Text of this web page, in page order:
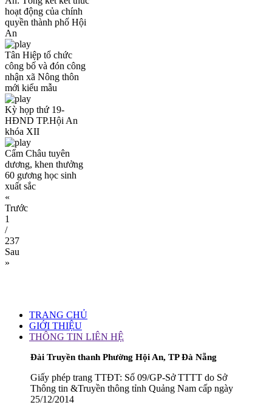
hoạt động của chính
quyền thành phố Hội
An
Tân Hiệp tổ chức
công bố và đón công
nhận xã Nông thôn
mới kiểu mẫu
Kỳ họp thứ 19-
HĐND TP.Hội An
khóa XII
Cẩm Châu tuyên
dương, khen thưởng
60 gương học sinh
xuất sắc
«
Trước
1
/
237
Sau
»
TRANG CHỦ
GIỚI THIỆU
THÔNG TIN LIÊN HỆ
Đài Truyền thanh Phường Hội An, TP Đà Nẵng
Giấy phép trang TTĐT: Số 09/GP-Sở TTTT do Sở
Thông tin &Truyền thông tỉnh Quảng Nam cấp ngày
25/12/2014